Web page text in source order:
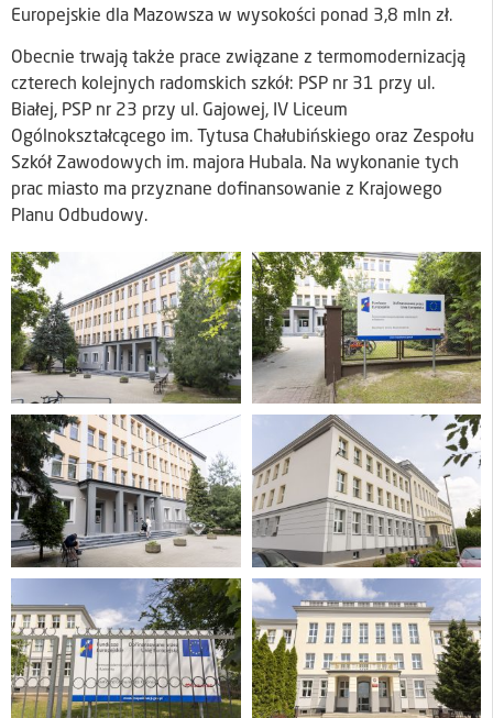
Europejskie dla Mazowsza w wysokości ponad 3,8 mln zł.
Obecnie trwają także prace związane z termomodernizacją
czterech kolejnych radomskich szkół: PSP nr 31 przy ul.
Białej, PSP nr 23 przy ul. Gajowej, IV Liceum
Ogólnokształcącego im. Tytusa Chałubińskiego oraz Zespołu
Szkół Zawodowych im. majora Hubala. Na wykonanie tych
prac miasto ma przyznane dofinansowanie z Krajowego
Planu Odbudowy.